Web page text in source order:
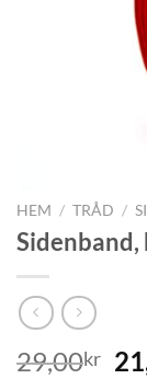
HEM / TRÅD /
Sidenband,
29,00kr